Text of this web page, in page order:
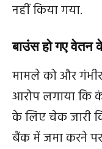
नहीं किया गया.
बाउंस हो गए
मामले को और
आरोप लगाया कि
के लिए चेक जारी
बैंक में जमा करने